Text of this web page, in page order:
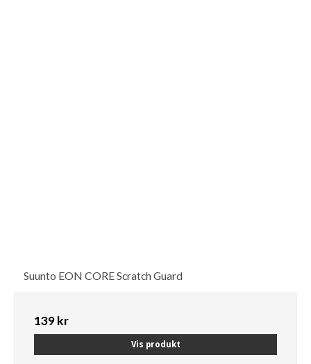
Suunto EON CORE Scratch Guard
139 kr
Vis produkt